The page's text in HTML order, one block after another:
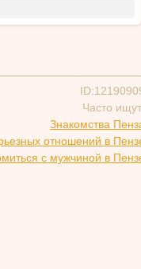
Часто
Знакомства
отношений в
с мужчиной в